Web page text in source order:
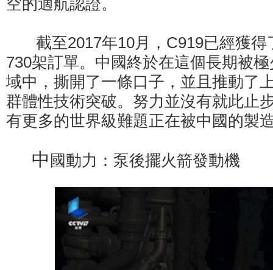
空的適航認證。
截至2017年10月，C919已經獲得
730架訂單。中國終於在這個長期被
域中，撕開了一條口子，並且推動了
群體性技術突破。努力並沒有就此止
有更多的世界級難題正在被中國的製
中 國動力：泵後擺火箭發動機